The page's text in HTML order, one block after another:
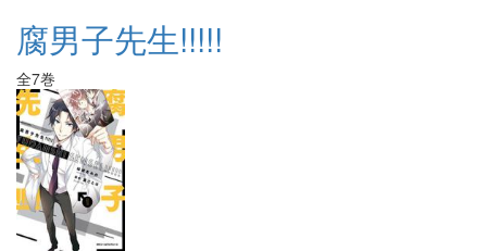
腐男子先生!!!!!
全7巻